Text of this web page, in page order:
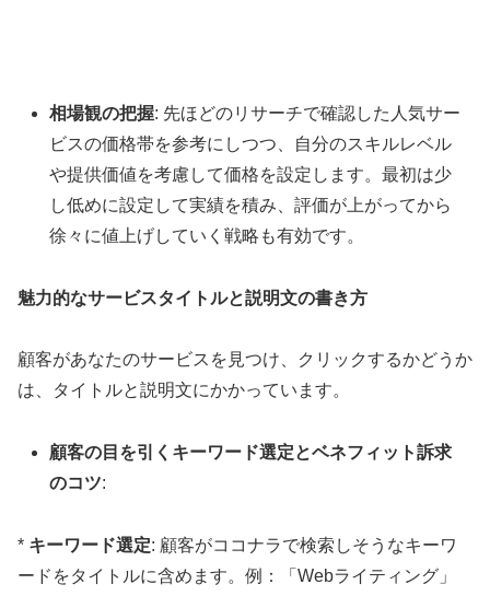
相場観の把握: 先ほどのリサーチで確認した人気サー
ビスの価格帯を参考にしつつ、自分のスキルレベル
や提供価値を考慮して価格を設定します。最初は少
し低めに設定して実績を積み、評価が上がってから
徐々に値上げしていく戦略も有効です。
魅力的なサービスタイトルと説明文の書き方
顧客があなたのサービスを見つけ、クリックするかどうか
は、タイトルと説明文にかかっています。
顧客の目を引くキーワード選定とベネフィット訴求
のコツ:
* キーワード選定: 顧客がココナラで検索しそうなキーワ
ードをタイトルに含めます。例：「Webライティング」